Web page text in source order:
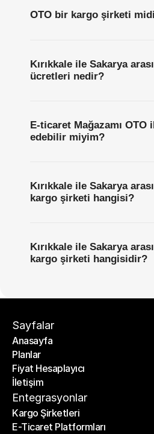
OTO bir kargo şirketi
Kırıkkale ile Sakarya
ücretleri nedir?
E-ticaret Mağazamı OTO
edebilir miyim?
Kırıkkale ile Sakarya
kargo şirketi hangisi?
Kırıkkale ile Sakarya
kargo şirketi hangisidir?
Sayfalar
Anasayfa
Anasayfa
Planlar
Planlar
Fiyat Hesaplayıcı
Fiyat Hesaplayıcı
İletişim
İletişim
Entegrasyonlar
Kargo Şirketleri
Kargo Şirketleri
E-Ticaret Platformları